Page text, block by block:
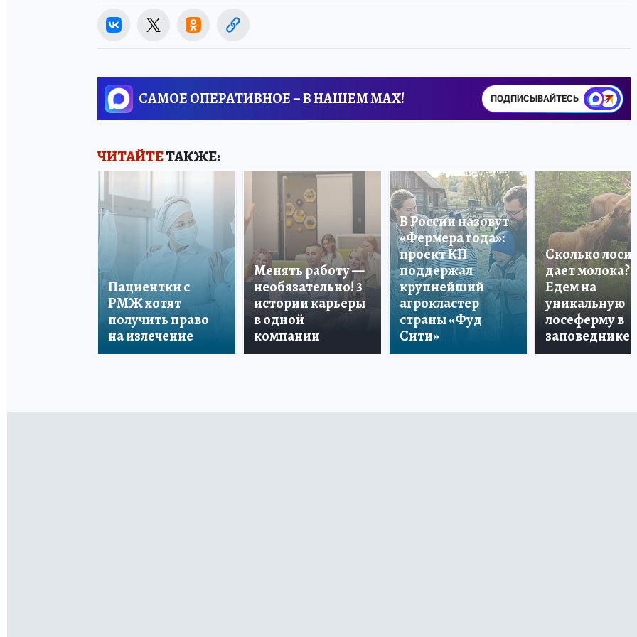
САМОЕ ОПЕРАТИВНОЕ – В НАШЕМ MAX! ПОДПИСЫВАЙТЕСЬ
ЧИТАЙТЕТАКЖЕ:
Пациентки с
РМЖ хотят
получить право
на излечение
Менять работу —
необязательно! 3
истории карьеры
в одной
компании
В России назовут
«Фермера года»:
проект КП
поддержал
крупнейший
агрокластер
страны «Фуд
Сити»
Сколько лосиха
дает молока?
Едем на
уникальную
лосеферму в
заповеднике!